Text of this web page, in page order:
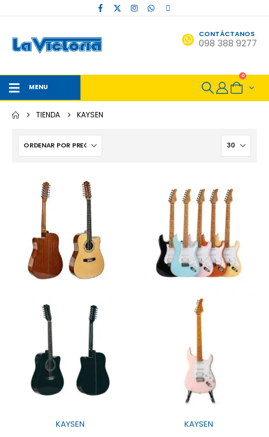
CONTÁCTANOS
098 388 9277
MENU
0
TIENDA KAYSEN
KAYSEN
KAYSEN